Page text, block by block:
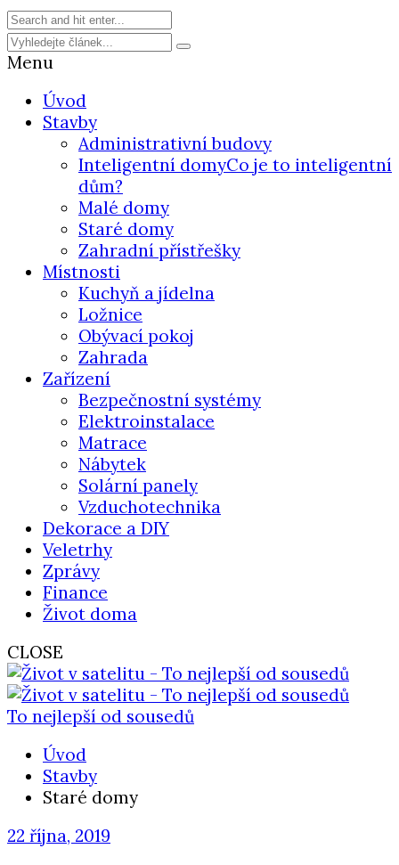
Menu
Úvod
Stavby
Administrativní budovy
Inteligentní domyCo je to inteligentní
dům?
Malé domy
Staré domy
Zahradní přístřešky
Místnosti
Kuchyň a jídelna
Ložnice
Obývací pokoj
Zahrada
Zařízení
Bezpečnostní systémy
Elektroinstalace
Matrace
Nábytek
Solární panely
Vzduchotechnika
Dekorace a DIY
Veletrhy
Zprávy
Finance
Život doma
CLOSE
To nejlepší od sousedů
Úvod
Stavby
Staré domy
22 října, 2019